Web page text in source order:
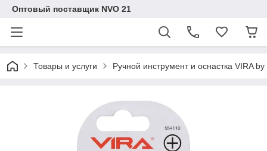
Оптовый поставщик NVO 21
Товары и услуги Ручной инструмент и оснастка VIRA by